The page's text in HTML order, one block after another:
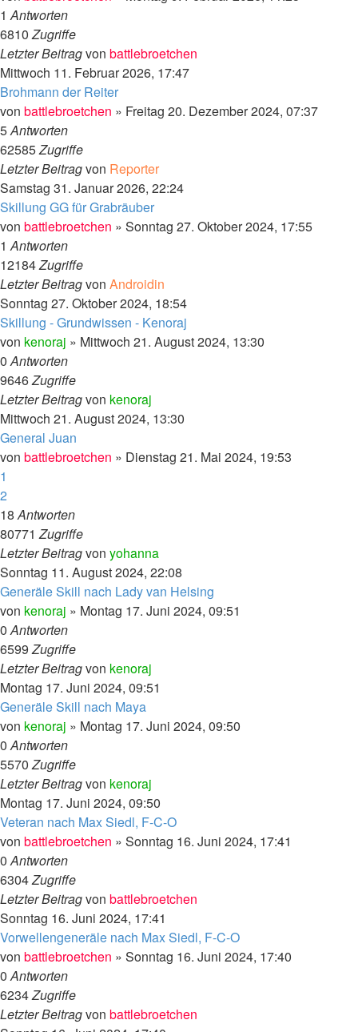
1Antworten
6810Zugriffe
Letzter Beitragvon battlebroetchen
Mittwoch 11. Februar 2026, 17:47
Brohmann der Reiter
von battlebroetchen » Freitag 20. Dezember 2024, 07:37
5Antworten
62585Zugriffe
Letzter Beitragvon Reporter
Samstag 31. Januar 2026, 22:24
Skillung GG für Grabräuber
von battlebroetchen » Sonntag 27. Oktober 2024, 17:55
1Antworten
12184Zugriffe
Letzter Beitragvon Androidin
Sonntag 27. Oktober 2024, 18:54
Skillung - Grundwissen - Kenoraj
von kenoraj » Mittwoch 21. August 2024, 13:30
0Antworten
9646Zugriffe
Letzter Beitragvon kenoraj
Mittwoch 21. August 2024, 13:30
General Juan
von battlebroetchen » Dienstag 21. Mai 2024, 19:53
1
2
18Antworten
80771Zugriffe
Letzter Beitragvon yohanna
Sonntag 11. August 2024, 22:08
Generäle Skill nach Lady van Helsing
von kenoraj » Montag 17. Juni 2024, 09:51
0Antworten
6599Zugriffe
Letzter Beitragvon kenoraj
Montag 17. Juni 2024, 09:51
Generäle Skill nach Maya
von kenoraj » Montag 17. Juni 2024, 09:50
0Antworten
5570Zugriffe
Letzter Beitragvon kenoraj
Montag 17. Juni 2024, 09:50
Veteran nach Max Siedl, F-C-O
von battlebroetchen » Sonntag 16. Juni 2024, 17:41
0Antworten
6304Zugriffe
Letzter Beitragvon battlebroetchen
Sonntag 16. Juni 2024, 17:41
Vorwellengeneräle nach Max Siedl, F-C-O
von battlebroetchen » Sonntag 16. Juni 2024, 17:40
0Antworten
6234Zugriffe
Letzter Beitragvon battlebroetchen